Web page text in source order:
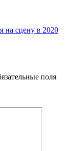
на сцену в 2020
поля